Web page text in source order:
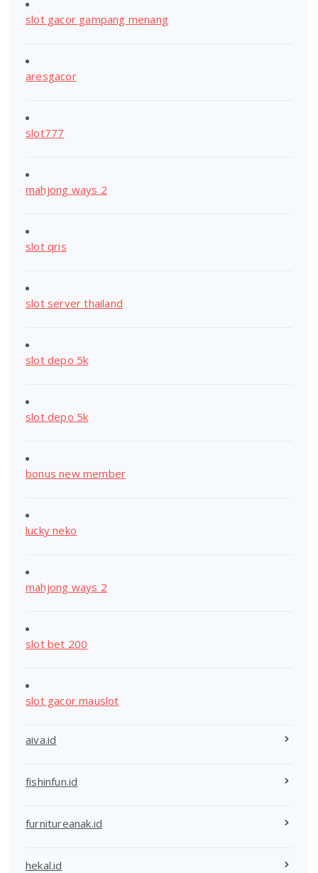
slot gacor gampang menang
aresgacor
slot777
mahjong ways 2
slot qris
slot server thailand
slot depo 5k
slot depo 5k
bonus new member
lucky neko
mahjong ways 2
slot bet 200
slot gacor mauslot
aiva.id
fishinfun.id
furnitureanak.id
hekal.id